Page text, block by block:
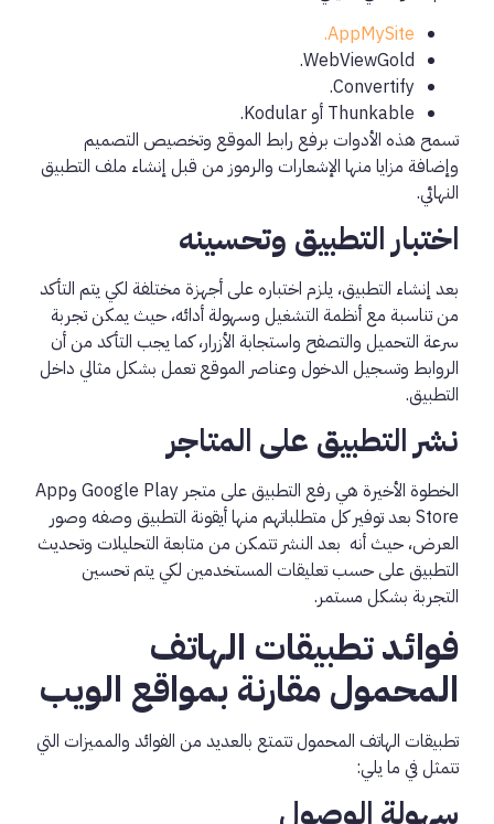
AppMySite.
WebViewGold.
Convertify.
Thunkable أو Kodular.
تسمح هذه الأدوات برفع رابط الموقع وتخصيص التصميم
وإضافة مزايا منها الإشعارات والرموز من قبل إنشاء ملف التطبيق
النهائي.
اختبار التطبيق وتحسينه
بعد إنشاء التطبيق، يلزم اختباره على أجهزة مختلفة لكي يتم التأكد
من تناسبة مع أنظمة التشغيل وسهولة أدائه، حيث يمكن تجربة
سرعة التحميل والتصفح واستجابة الأزرار، كما يجب التأكد من أن
الروابط وتسجيل الدخول وعناصر الموقع تعمل بشكل مثالي داخل
التطبيق.
نشر التطبيق على المتاجر
الخطوة الأخيرة هي رفع التطبيق على متجر Google Play وApp
Store بعد توفير كل متطلباتهم منها أيقونة التطبيق وصفه وصور
العرض، حيث أنه بعد النشر تتمكن من متابعة التحليلات وتحديث
التطبيق على حسب تعليقات المستخدمين لكي يتم تحسين
التجربة بشكل مستمر.
فوائد تطبيقات الهاتف
المحمول مقارنة بمواقع الويب
تطبيقات الهاتف المحمول تتمتع بالعديد من الفوائد والمميزات التي
تتمثل في ما يلي:
سهولة الوصول